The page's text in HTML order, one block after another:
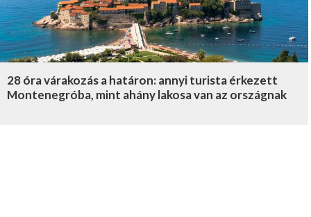
28 óra várakozás a határon: annyi turista érkezett
Montenegróba, mint ahány lakosa van az országnak